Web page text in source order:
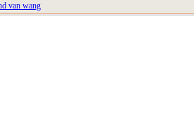
van wang